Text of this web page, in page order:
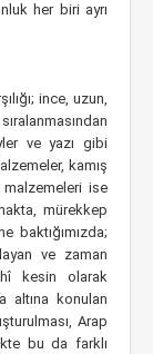
her biri ayrı
ince, uzun,
ve yazı gibi
kamış
ise
mürekkep
baktığımızda;
ve zaman
kesin olarak
altına konulan
Arap
bu da farklı